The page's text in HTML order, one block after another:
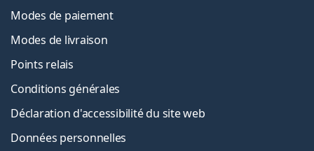
Modes de paiement
Modes de livraison
Points relais
Conditions générales
Déclaration d'accessibilité du site web
Données personnelles